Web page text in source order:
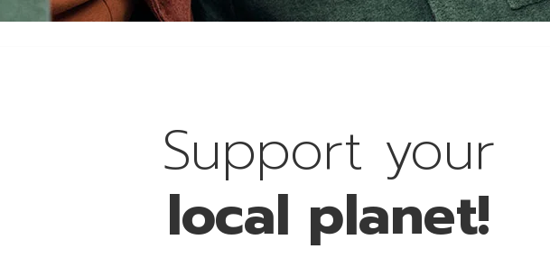
Support your
local planet!